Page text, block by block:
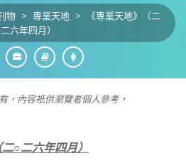
物 > 專業天地 >
《專業天地》（二
六年四月）
，內容祇供瀏覽者個人參考，
○二六年四月）